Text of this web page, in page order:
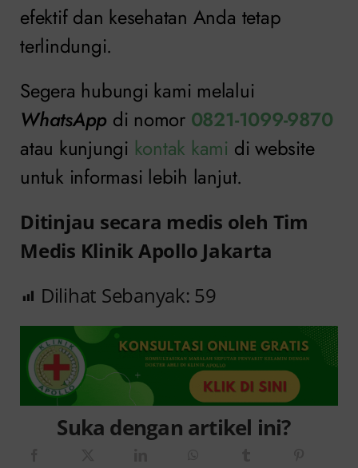
efektif dan kesehatan Anda tetap
terlindungi.
Segera hubungi kami melalui
WhatsApp di nomor 0821-1099-9870
atau kunjungi kontak kami di website
untuk informasi lebih lanjut.
Ditinjau secara medis oleh Tim
Medis Klinik Apollo Jakarta
Dilihat Sebanyak: 59
Suka dengan artikel ini?